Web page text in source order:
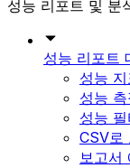
성능 리포트 및 분
성능 리포트
성능
성능
성능
CSV로
보고서